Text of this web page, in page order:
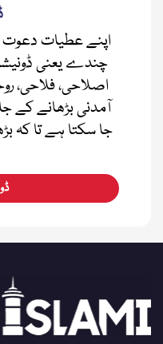
اپنے عطیات دعوت
چندے یعنی
اصلاحی، فلاحی،
آمدنی بڑھانے کے
جا سکتا ہے تا کہ